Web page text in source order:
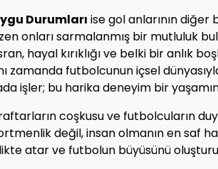
Durumları ise gol anlarının diğer
onları sarmalanmış bir mutluluk
hayal kırıklığı ve belki bir anlık
zamanda futbolcunun içsel
işler; bu harika deneyim bir
coşkusu ve futbolcuların
değil, insan olmanın en saf
atar ve futbolun büyüsünü